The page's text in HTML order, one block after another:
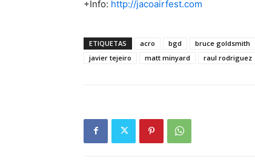
+Info: http://jacoairfest.com
ETIQUETAS acro bgd bruce goldsmith
javier tejeiro
matt minyard raul rodriguez